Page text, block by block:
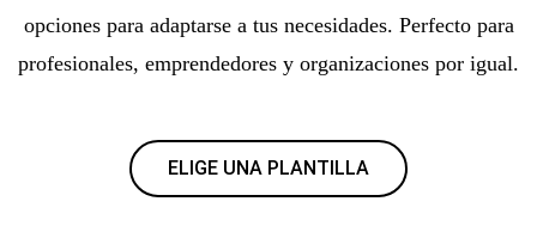
opciones para adaptarse a tus necesidades. Perfecto para
profesionales, emprendedores y organizaciones por igual.
ELIGE UNA PLANTILLA